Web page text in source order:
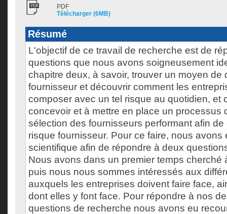
PDF
Télécharger (6MB)
Résumé
L'objectif de ce travail de recherche est de
questions que nous avons soigneusement
chapitre deux, à savoir, trouver un moyen de
fournisseur et découvrir comment les
composer avec un tel risque au quotidien, et
concevoir et à mettre en place un processus
sélection des fournisseurs performant afin
risque fournisseur. Pour ce faire, nous avons
scientifique afin de répondre à deux
Nous avons dans un premier temps cherché
puis nous nous sommes intéressés aux
auxquels les entreprises doivent faire face,
dont elles y font face. Pour répondre à nos
questions de recherche nous avons eu